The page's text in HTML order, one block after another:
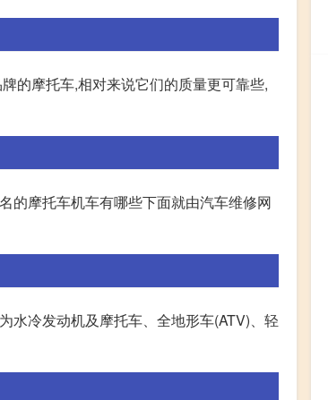
的摩托车,相对来说它们的质量更可靠些,
的摩托车机车有哪些下面就由汽车维修网
水冷发动机及摩托车、全地形车(ATV)、轻